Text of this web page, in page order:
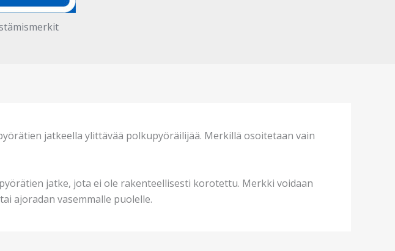
jatkeella ylittävää polkupyöräilijää. Merkillä osoitetaan vain
jatke, jota ei ole rakenteellisesti korotettu. Merkki voidaan
ajoradan vasemmalle puolelle.